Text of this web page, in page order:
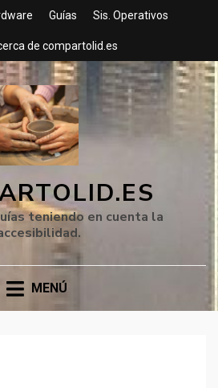
Guías Sis. Operativos
de compartolid.es
teniendo en cuenta la
MENÚ